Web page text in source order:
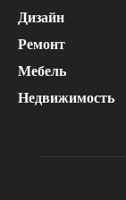
Дизайн
Ремонт
Мебель
Недвижимость